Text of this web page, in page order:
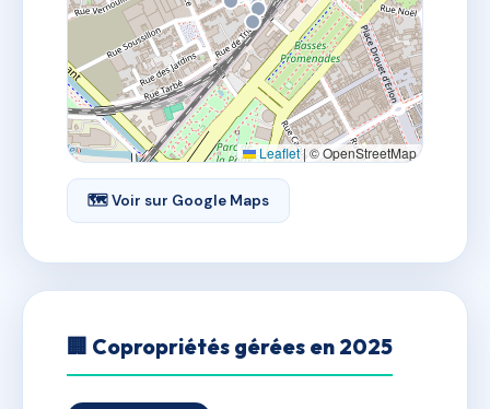
Leaflet|© OpenStreetMap
🗺 Voir sur Google Maps
🏢 Copropriétés gérées en 2025